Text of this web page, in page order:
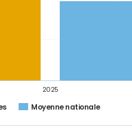
Moyenne nationale
2025